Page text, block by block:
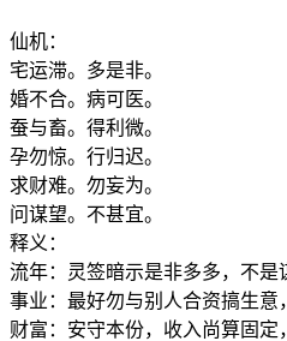
仙机：
宅运滞。多是非。
婚不合。病可医。
蚕与畜。得利微。
孕勿惊。行归迟。
求财难。勿妄为。
问谋望。不甚宜。
释义：
流年：灵签暗示是非多多，不是
事业：最好勿与别人合资搞生意
财富：安守本份，收入尚算固定